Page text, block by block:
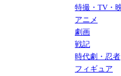
特撮・TV・
アニメ
劇画
戦記
時代劇・忍者
フィギュア